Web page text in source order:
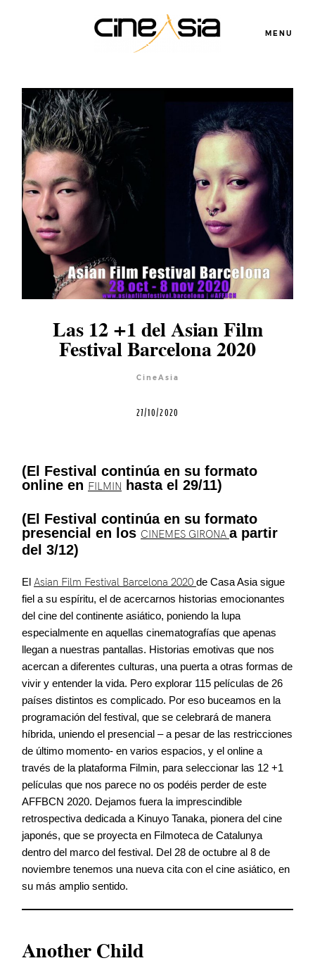
MENU
Las 12 +1 del Asian Film
Festival Barcelona 2020
CineAsia
27/10/2020
(El Festival continúa en su formato
online en FILMIN hasta el 29/11)
(El Festival continúa en su formato
presencial en los CINEMES GIRONA a partir
del 3/12)
El Asian Film Festival Barcelona 2020 de Casa Asia sigue
fiel a su espíritu, el de acercarnos historias emocionantes
del cine del continente asiático, poniendo la lupa
especialmente en aquellas cinematografías que apenas
llegan a nuestras pantallas. Historias emotivas que nos
acercan a diferentes culturas, una puerta a otras formas de
vivir y entender la vida. Pero explorar 115 películas de 26
países distintos es complicado. Por eso buceamos en la
programación del festival, que se celebrará de manera
híbrida, uniendo el presencial – a pesar de las restricciones
de último momento- en varios espacios, y el online a
través de la plataforma Filmin, para seleccionar las 12 +1
películas que nos parece no os podéis perder de este
AFFBCN 2020. Dejamos fuera la imprescindible
retrospectiva dedicada a Kinuyo Tanaka, pionera del cine
japonés, que se proyecta en Filmoteca de Catalunya
dentro del marco del festival. Del 28 de octubre al 8 de
noviembre tenemos una nueva cita con el cine asiático, en
su más amplio sentido.
Another Child
Servicios
Agenda
Contacto